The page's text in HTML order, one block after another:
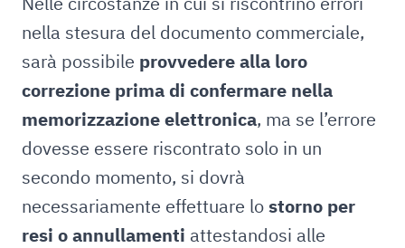
nella stesura del documento commerciale,
sarà possibile provvedere alla loro
correzione prima di confermare nella
memorizzazione elettronica, ma se l’errore
dovesse essere riscontrato solo in un
secondo momento, si dovrà
necessariamente effettuare lostorno per
resi o annullamenti attestandosi alle